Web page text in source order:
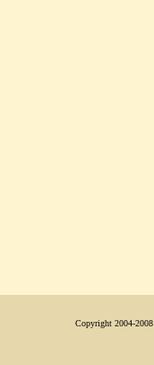
Copyright 2004-2008